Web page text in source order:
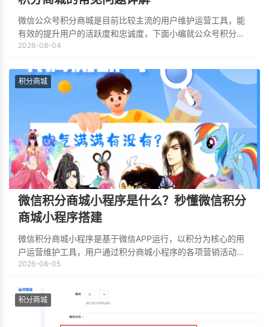
微信公众号积分商城是目前比较主流的用户维护运营工具，能
有效的提升用户的活跃度和忠诚度，下面小编就公众号积分商
城常见的问题及制作方法进行详细的讲解，帮助更多的新手运
2026-08-04
积分商城
微信积分商城小程序是什么？秒懂微信积分
商城小程序搭建
微信积分商城小程序是基于微信APP运行，以积分为核心的用
户运营维护工具，用户通过积分商城小程序的各项营销活动累
计积分，利用累积的积分进行礼品兑换或者使用积分进行抽
2026-08-05
积分商城